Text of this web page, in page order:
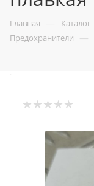
Главная — Каталог
Предохранители —